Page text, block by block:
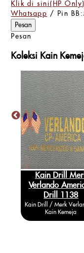
Klik di sini(HP
Whatsapp / Pin
Pesan
Koleksi Kain
Kain Drill
Verlando
Drill 1138
Kain Drill / Merk
Kain Kemeja